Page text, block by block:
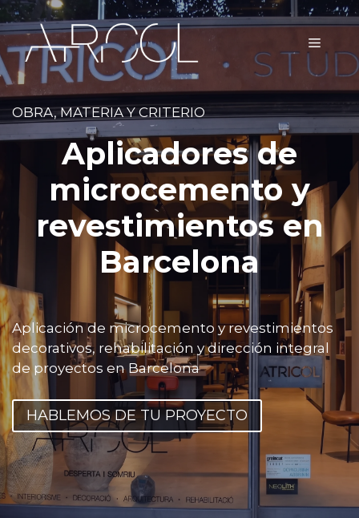
Saltar
al
contenido
OBRA, MATERIA Y CRITERIO
Aplicadores de
microcemento y
revestimientos en
Barcelona
Aplicación de microcemento y revestimientos
decorativos, rehabilitación y dirección integral
de proyectos en Barcelona
HABLEMOS DE TU PROYECTO